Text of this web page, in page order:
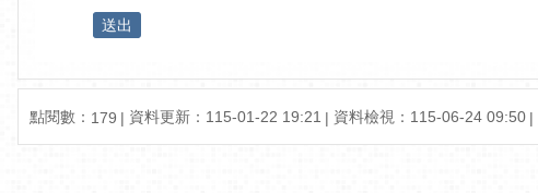
點閱數： 179 資料更新： 115-01-22 19:21 資料檢視： 115-06-24 09:50